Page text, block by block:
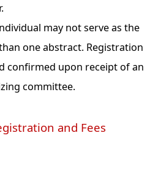
may not serve as the
one abstract. Registration
confirmed upon receipt of an
committee.
and Fees